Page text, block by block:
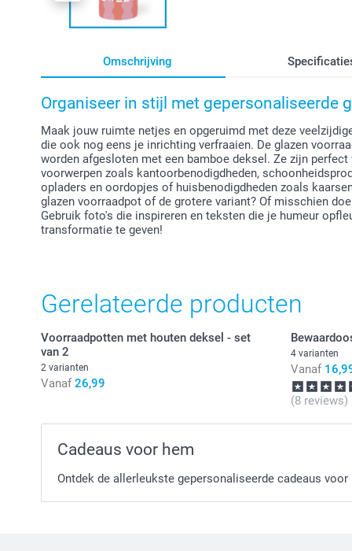
Omschrijving
Organiseer in stijl met gepersonaliseerde
Maak jouw ruimte netjes en opgeruimd met deze
die ook nog eens je inrichting verfraaien. De glazen
worden afgesloten met een bamboe deksel. Ze zijn
voorwerpen zoals kantoorbenodigdheden,
opladers en oordopjes of huisbenodigdheden zoals
glazen voorraadpot of de grotere variant? Of misschien
Gebruik foto's die inspireren en teksten die je humeur
transformatie te geven!
Gerelateerde producten
Voorraadpotten met houten deksel - set
van 2
2 varianten
Vanaf 26,99
4 varianten
Vanaf
(8 reviews)
Cadeaus voor hem
Ontdek de allerleukste gepersonaliseerde cadeaus voor